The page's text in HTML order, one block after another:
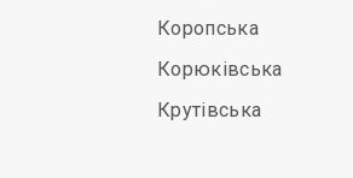
Коропська
Корюківська
Крутівська